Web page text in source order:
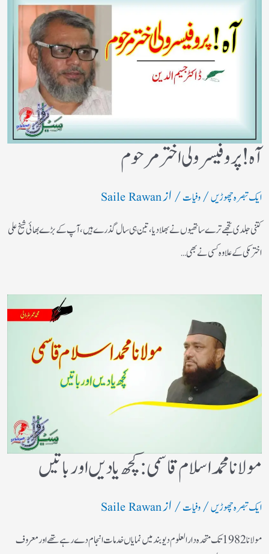
آه ! پروفیسر ولی اختر مرحوم
ایک تبصرہ چھوڑیں/وفیات/ ازSaile Rawan
کتنی جلدی تجھے ترے ساتھیوں نے بھلادیا، تین ہی سال گذرے ہیں، آپ کے بڑے بھائی شیخ علی
اختر مکی کے علاوہ کسی نے بھی…
مولانا محمد اسلام قاسمی: کچھ یادیں اور باتیں​
ایک تبصرہ چھوڑیں/وفیات/ ازSaile Rawan
مولانا 1982 تک متحدہ دارالعلوم دیوبند میں نمایاں خدمات انجام دے رہے تھے اور معروف